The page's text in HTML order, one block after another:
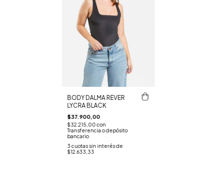
BODY DALMA REVER
LYCRA BLACK
$37.900,00
$32.215,00con
Transferencia o depósito
bancario
3 cuotas sin interés de
$12.633,33